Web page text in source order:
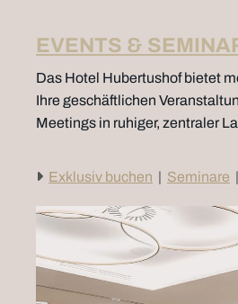
EVENTS &
Das Hotel Hubertushof bietet
Ihre geschäftlichen
Meetings in ruhiger, zentraler
 Exklusiv buchen | Seminare |